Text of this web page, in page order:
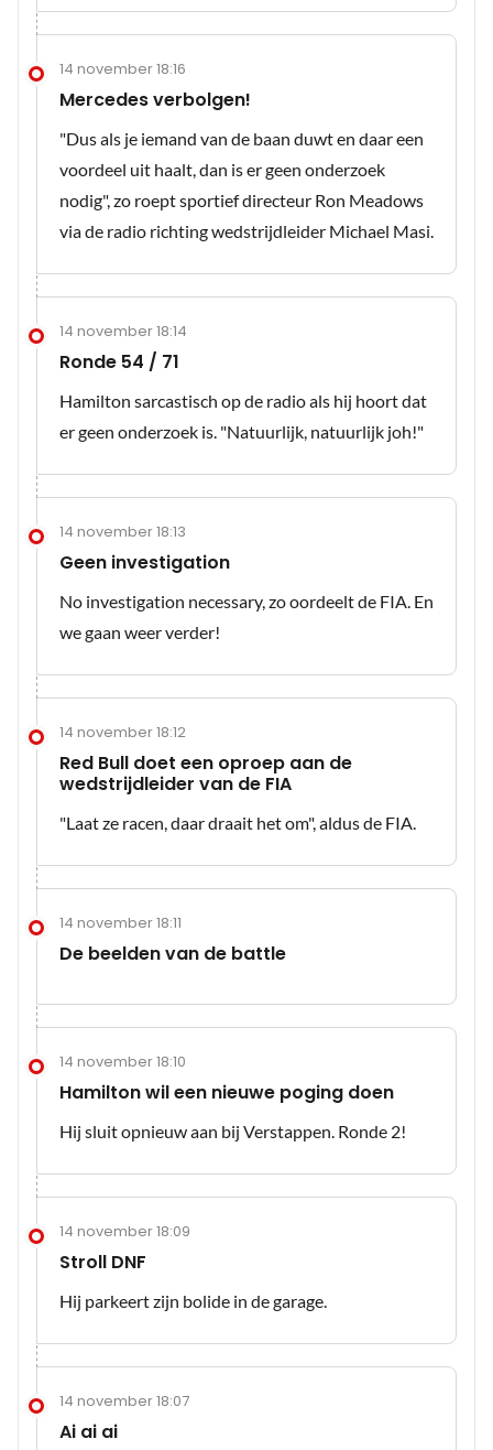
14 november 18:16
Mercedes verbolgen!
"Dus als je iemand van de baan duwt en daar een
voordeel uit haalt, dan is er geen onderzoek
nodig", zo roept sportief directeur Ron Meadows
via de radio richting wedstrijdleider Michael Masi.
14 november 18:14
Ronde 54 / 71
Hamilton sarcastisch op de radio als hij hoort dat
er geen onderzoek is. "Natuurlijk, natuurlijk joh!"
14 november 18:13
Geen investigation
No investigation necessary, zo oordeelt de FIA. En
we gaan weer verder!
14 november 18:12
Red Bull doet een oproep aan de
wedstrijdleider van de FIA
"Laat ze racen, daar draait het om", aldus de FIA.
14 november 18:11
De beelden van de battle
14 november 18:10
Hamilton wil een nieuwe poging doen
Hij sluit opnieuw aan bij Verstappen. Ronde 2!
14 november 18:09
Stroll DNF
Hij parkeert zijn bolide in de garage.
14 november 18:07
Ai ai ai